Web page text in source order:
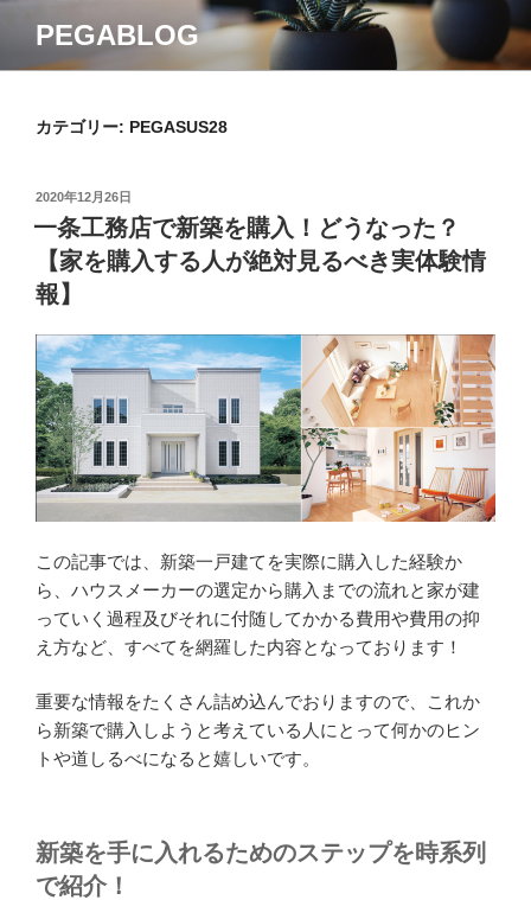
テ
PEGABLOG
カテゴリー: PEGASUS28
投
2020年12月26日
一条工務店で新築を購入！どうなった？
【家を購入する人が絶対見るべき実体験情
報】
この記事では、新築一戸建てを実際に購入した経験か
ら、ハウスメーカーの選定から購入までの流れと家が建
っていく過程及びそれに付随してかかる費用や費用の抑
え方など、すべてを網羅した内容となっております！
重要な情報をたくさん詰め込んでおりますので、これか
ら新築で購入しようと考えている人にとって何かのヒン
トや道しるべになると嬉しいです。
新築を手に入れるためのステップを時系列
で紹介！